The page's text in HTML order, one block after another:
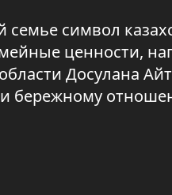
символ
ценности,
Досулана
бережному